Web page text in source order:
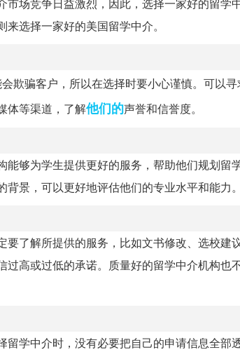
场竞争日益激烈，因此，选择一家好的留学
选择一家好的美国留学中介。
欺骗客户，所以在选择时要小心谨慎。可以
体等渠道，了解他们的声誉和信誉度。
够为学生提供更好的服务，帮助他们规划留
景，可以更好地评估他们的专业水平和能力
了解所提供的服务，比如文书修改、选校建
高或过低的承诺。质量好的留学中介机构也
学中介时，没有必要把自己的申请信息全部